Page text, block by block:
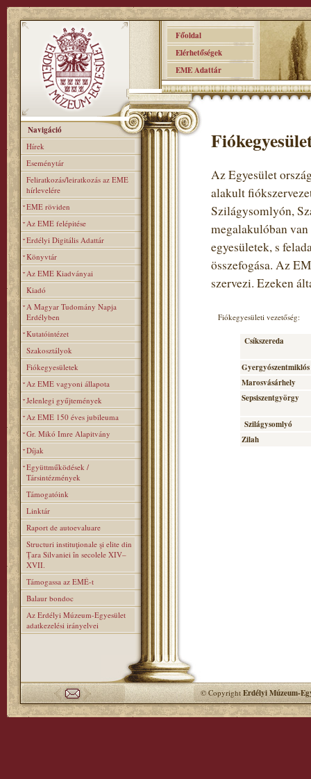
Főoldal
Elérhetőségek
EME Adattár
Navigáció
Hírek
Eseménytár
Feliratkozás/leiratkozás az EME
hírlevelére
EME röviden
Az EME felépitése
Erdélyi Digitális Adattár
Könyvtár
Az EME Kiadványai
Kiadó
A Magyar Tudomány Napja
Erdélyben
Kutatóintézet
Szakosztályok
Fiókegyesületek
Az EME vagyoni állapota
Jelenlegi gyűjtemények
Az EME 150 éves jubileuma
Gr. Mikó Imre Alapitvány
Díjak
Együttműködések /
Társintézmények
Támogatóink
Linktár
Raport de autoevaluare
Structuri instituţionale şi elite din
Ţara Silvaniei în secolele XIV–
XVII.
Támogassa az EMÉ-t
Balaur bondoc
Az Erdélyi Múzeum-Egyesület
adatkezelési irányelvei
Az Egyesület
alakult
Szilágysomlyón,
megalakulóban
egyesületek, s
összefogása. Az
szervezi. Ezeken
Fiókegyesületi vezetőség:
Csíkszereda
Gyergyószentmiklós
Marosvásárhely
Sepsiszentgyörgy
Szilágysomlyó
Zilah
© CopyrightErdélyi Múzeum-